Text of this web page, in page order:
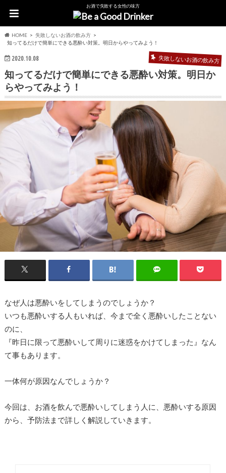
お酒で失敗する女性の味方
HOME
失敗しないお酒の飲み方
知ってるだけで簡単にできる悪酔い対策。明日からやってみよう！
2020.10.08 失敗しないお酒の飲み方
知ってるだけで簡単にできる悪酔い対策。明日か
らやってみよう！
なぜ人は悪酔いをしてしまうのでしょうか？
いつも悪酔いする人もいれば、今まで全く悪酔いしたことない
のに、
『昨日に限って悪酔いして周りに迷惑をかけてしまった』なん
て事もあります。
一体何が原因なんでしょうか？
今回は、お酒を飲んで悪酔いしてしまう人に、悪酔いする原因
から、予防法まで詳しく解説していきます。